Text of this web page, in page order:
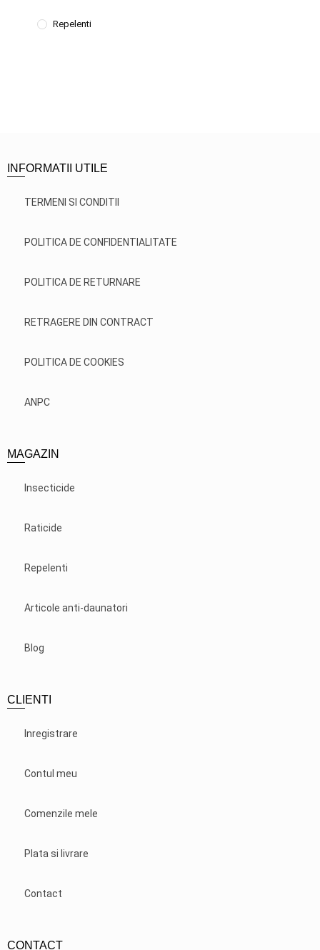
Repelenti
INFORMATII UTILE
TERMENI SI CONDITII
POLITICA DE CONFIDENTIALITATE
POLITICA DE RETURNARE
RETRAGERE DIN CONTRACT
POLITICA DE COOKIES
ANPC
MAGAZIN
Insecticide
Raticide
Repelenti
Articole anti-daunatori
Blog
CLIENTI
Inregistrare
Contul meu
Comenzile mele
Plata si livrare
Contact
CONTACT